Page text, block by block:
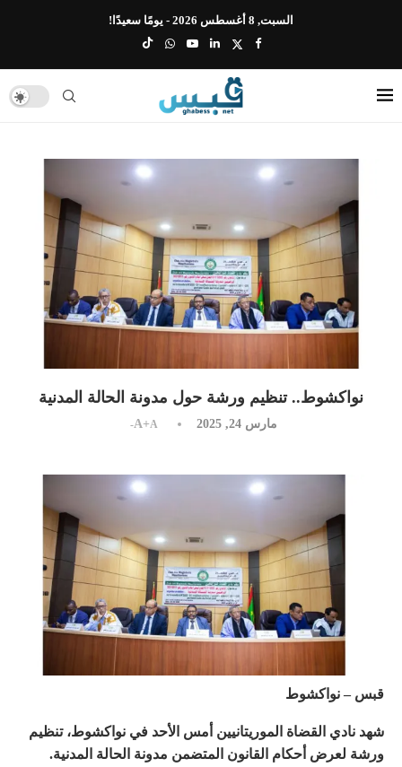
السبت, 8 أغسطس 2026 - يومًا سعيدًا!
نواكشوط.. تنظيم ورشة حول مدونة الحالة المدنية
مارس 24, 2025 A+A-
قبس – نواكشوط
شهد نادي القضاة الموريتانيين أمس الأحد في نواكشوط، تنظيم
ورشة لعرض أحكام القانون المتضمن مدونة الحالة المدنية.